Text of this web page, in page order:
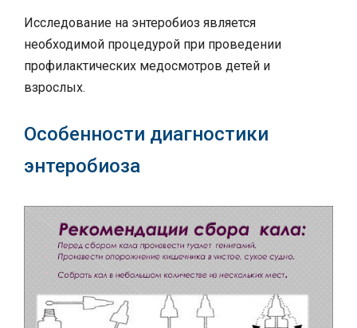
Исследование на энтеробиоз является
необходимой процедурой при проведении
профилактических медосмотров детей и
взрослых.
Особенности диагностики
энтеробиоза